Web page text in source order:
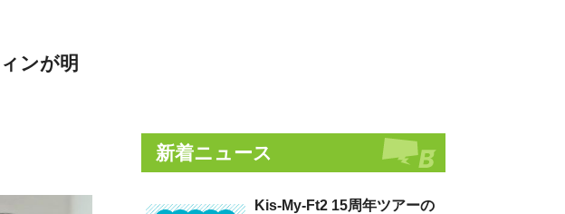
ンが明
新着ニュース
Kis-My-Ft2 15周年ツアーの